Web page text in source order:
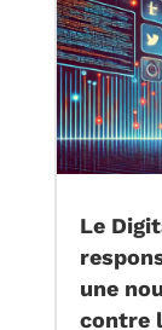
Le
une
contre